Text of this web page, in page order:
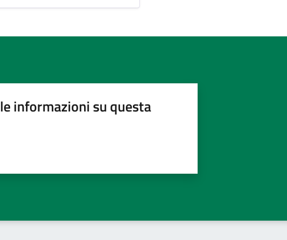
informazioni su questa